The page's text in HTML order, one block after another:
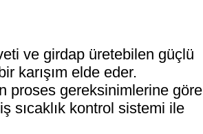
ve girdap üretebilen güçlü
karışım elde eder.
proses gereksinimlerine göre
sıcaklık kontrol sistemi ile